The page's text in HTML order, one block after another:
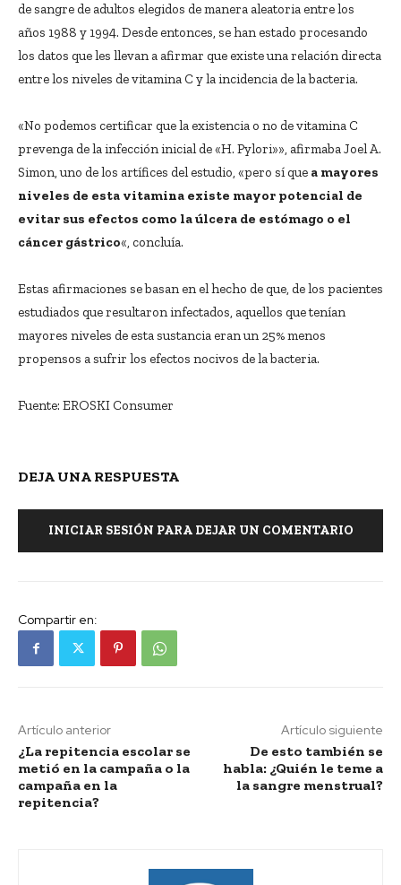
de sangre de adultos elegidos de manera aleatoria entre los
años 1988 y 1994. Desde entonces, se han estado procesando
los datos que les llevan a afirmar que existe una relación directa
entre los niveles de vitamina C y la incidencia de la bacteria.
«No podemos certificar que la existencia o no de vitamina C
prevenga de la infección inicial de «H. Pylori»», afirmaba Joel A.
Simon, uno de los artífices del estudio, «pero sí que a mayores
niveles de esta vitamina existe mayor potencial de
evitar sus efectos como la úlcera de estómago o el
cáncer gástrico«, concluía.
Estas afirmaciones se basan en el hecho de que, de los pacientes
estudiados que resultaron infectados, aquellos que tenían
mayores niveles de esta sustancia eran un 25% menos
propensos a sufrir los efectos nocivos de la bacteria.
Fuente: EROSKI Consumer
DEJA UNA RESPUESTA
INICIAR SESIÓN PARA DEJAR UN COMENTARIO
Compartir en:
Artículo anterior
¿La repitencia escolar se
metió en la campaña o la
campaña en la
repitencia?
Artículo siguiente
De esto también se
habla: ¿Quién le teme a
la sangre menstrual?